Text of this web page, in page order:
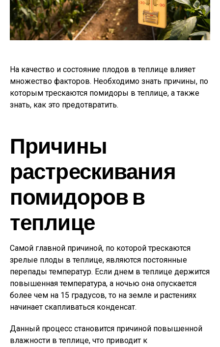
На качество и состояние плодов в теплице влияет
множество факторов. Необходимо знать причины, по
которым трескаются помидоры в теплице, а также
знать, как это предотвратить.
Причины
растрескивания
помидоров в
теплице
Самой главной причиной, по которой трескаются
зрелые плоды в теплице, являются постоянные
перепады температур. Если днем в теплице держится
повышенная температура, а ночью она опускается
более чем на 15 градусов, то на земле и растениях
начинает скапливаться конденсат.
Данный процесс становится причиной повышенной
влажности в теплице, что приводит к